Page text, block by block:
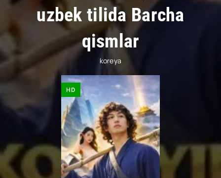
uzbek tilida Barcha
qismlar
koreya
HD